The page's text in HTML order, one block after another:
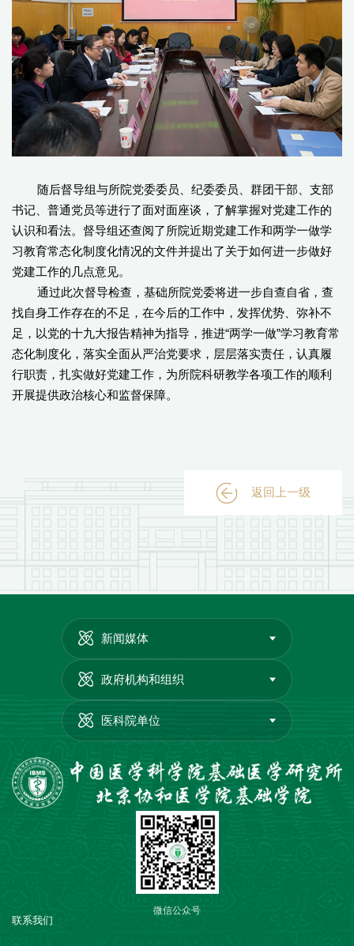
随后督导组与所院党委委员、纪委委员、群团干部、支部
书记、普通党员等进行了面对面座谈，了解掌握对党建工作的
认识和看法。督导组还查阅了所院近期党建工作和两学一做学
习教育常态化制度化情况的文件并提出了关于如何进一步做好
党建工作的几点意见。
通过此次督导检查，基础所院党委将进一步自查自省，查
找自身工作存在的不足，在今后的工作中，发挥优势、弥补不
足，以党的十九大报告精神为指导，推进“两学一做”学习教育常
态化制度化，落实全面从严治党要求，层层落实责任，认真履
行职责，扎实做好党建工作，为所院科研教学各项工作的顺利
开展提供政治核心和监督保障。
返回上一级
新闻媒体
政府机构和组织
医科院单位
联系我们
微信公众号